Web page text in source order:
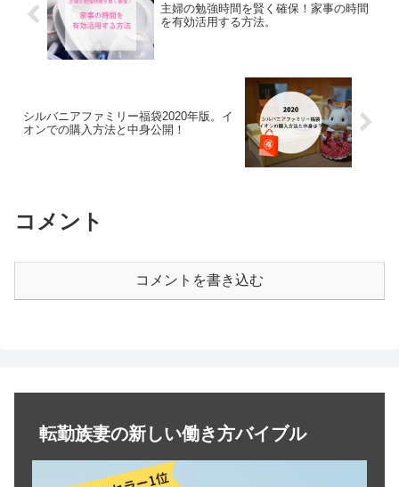
主婦の勉強時間を賢く確保！家事の時間
を有効活用する方法。
シルバニアファミリー福袋2020年版。イ
オンでの購入方法と中身公開！
コメント
コメントを書き込む
転勤族妻の新しい働き方バイブル